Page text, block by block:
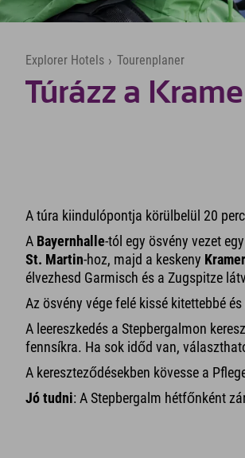
Explorer Hotels › Tourenplaner
Túrázz a
A túra kiindulópontja körülbelül 20
A Bayernhalle-tól egy ösvény vezet
St. Martin-hoz, majd a keskeny
élvezhesd Garmisch és a Zugspitze
Az ösvény vége felé kissé kitettebbé
A leereszkedés a Stepbergalmon
fennsíkra. Ha sok időd van,
A kereszteződésekben kövesse a
Jó tudni: A Stepbergalm hétfőnként